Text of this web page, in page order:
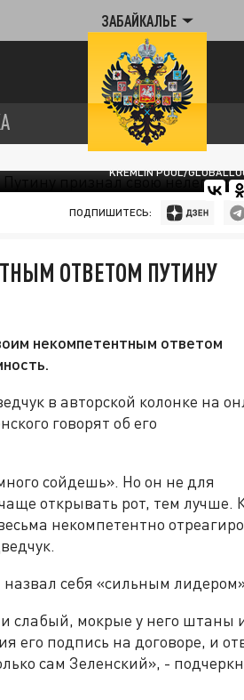
ЗАБАЙКАЛЬЕ
KREMLIN POOL/
ПОДПИШИТЕСЬ:
ОТВЕТОМ ПУТИНУ
некомпетентным ответом
в авторской колонке на
говорят об его
сойдешь». Но он не для
открывать рот, тем лучше.
некомпетентно
себя «сильным
слабый, мокрые у него штаны
его подпись на договоре, и
сам Зеленский», -